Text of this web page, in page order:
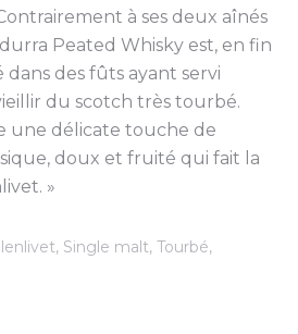
à ses deux aînés
Peated Whisky est, en fin
dans des fûts ayant servi
du scotch très tourbé.
une délicate touche de
doux et fruité qui fait la
»
, Single malt, Tourbé,